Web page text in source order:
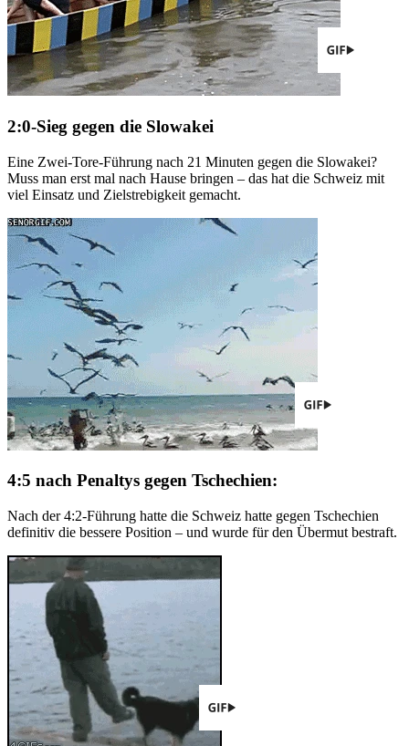
2:0-Sieg gegen die Slowakei
Eine Zwei-Tore-Führung nach 21 Minuten gegen die Slowakei?
Muss man erst mal nach Hause bringen – das hat die Schweiz mit
viel Einsatz und Zielstrebigkeit gemacht.
4:5 nach Penaltys gegen Tschechien:
Nach der 4:2-Führung hatte die Schweiz hatte gegen Tschechien
definitiv die bessere Position – und wurde für den Übermut bestraft.